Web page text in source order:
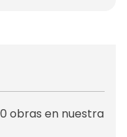
obras en nuestra